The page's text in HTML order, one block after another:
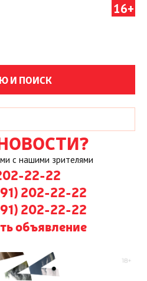
16+
И ПОИСК
с нашими зрителями
22-22
202-22-22
202-22-22
объявление